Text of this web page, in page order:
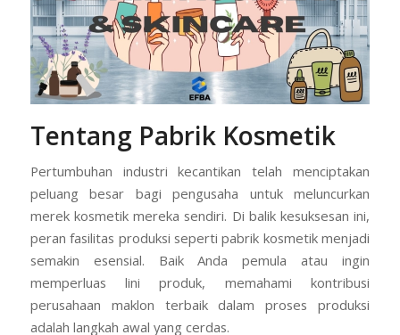
Tentang Pabrik Kosmetik
Pertumbuhan industri kecantikan telah menciptakan
peluang besar bagi pengusaha untuk meluncurkan
merek kosmetik mereka sendiri. Di balik kesuksesan ini,
peran fasilitas produksi seperti pabrik kosmetik menjadi
semakin esensial. Baik Anda pemula atau ingin
memperluas lini produk, memahami kontribusi
perusahaan maklon terbaik dalam proses produksi
adalah langkah awal yang cerdas.